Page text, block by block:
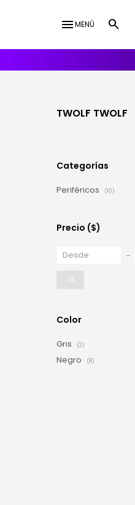
menuMENÚ
TWOLF TWOLF
Categorías
Periféricos (10)
Precio ($)
OK
Color
Gris (2)
Negro (8)